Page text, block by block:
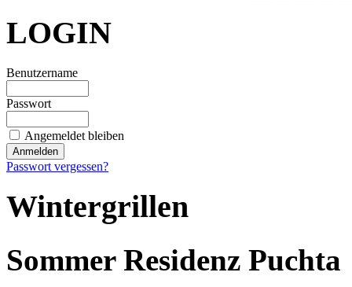
LOGIN
Benutzername
Passwort
Angemeldet bleiben
Passwort vergessen?
Wintergrillen
Sommer Residenz Puchta